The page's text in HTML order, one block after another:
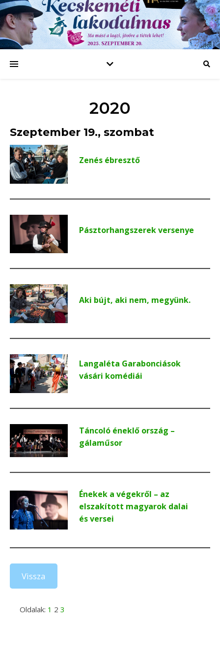
2020
Szeptember 19., szombat
Zenés ébresztő
Pásztorhangszerek versenye
Aki bújt, aki nem, megyünk.
Langaléta Garabonciások
vásári komédiái
Táncoló éneklő ország –
gálaműsor
Énekek a végekről – az
elszakított magyarok dalai
és versei
Vissza
Oldalak: 1 2 3